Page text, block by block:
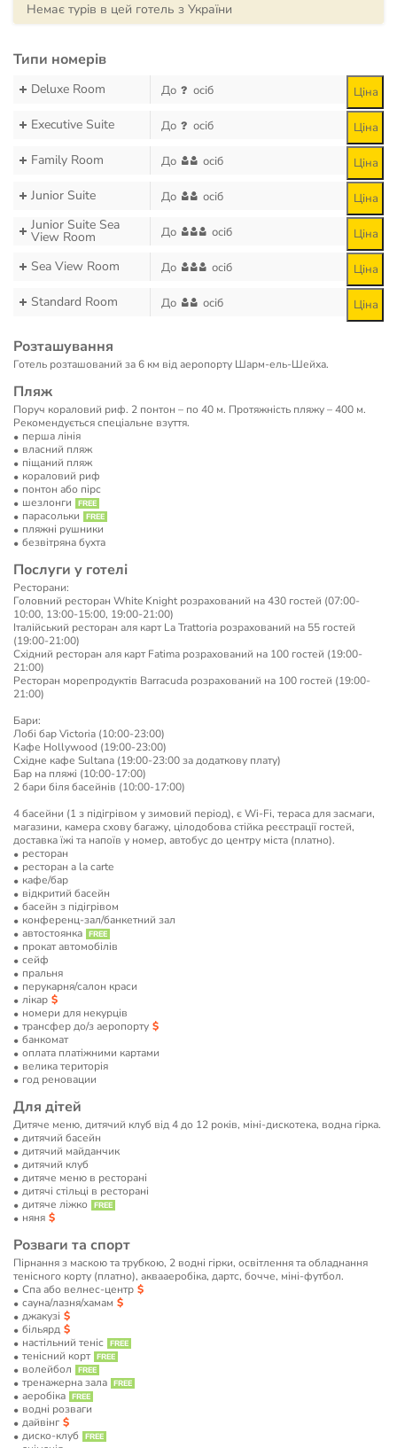
Немає турів в цей готель з України
Типи номерів
Deluxe Room До осіб Ціна
Executive Suite До осіб Ціна
Family Room До осіб Ціна
Junior Suite До осіб Ціна
Junior Suite Sea
View Room До осіб Ціна
Sea View Room До осіб Ціна
Standard Room До осіб Ціна
Розташування
Готель розташований за 6 км від аеропорту Шарм-ель-Шейха.
Пляж
Поруч кораловий риф. 2 понтон – по 40 м. Протяжність пляжу – 400 м.
Рекомендується спеціальне взуття.
перша лінія
власний пляж
піщаний пляж
кораловий риф
понтон або пірс
шезлонги
парасольки
пляжні рушники
безвітряна бухта
Послуги у готелі
Ресторани:
Головний ресторан White Knight розрахований на 430 гостей (07:00-
10:00, 13:00-15:00, 19:00-21:00)
Італійський ресторан аля карт La Trattoria розрахований на 55 гостей
(19:00-21:00)
Східний ресторан аля карт Fatima розрахований на 100 гостей (19:00-
21:00)
Ресторан морепродуктів Barracuda розрахований на 100 гостей (19:00-
21:00)
Бари:
Лобі бар Victoria (10:00-23:00)
Кафе Hollywood (19:00-23:00)
Східне кафе Sultana (19:00-23:00 за додаткову плату)
Бар на пляжі (10:00-17:00)
2 бари біля басейнів (10:00-17:00)
4 басейни (1 з підігрівом у зимовий період), є Wi-Fi, тераса для засмаги,
магазини, камера схову багажу, цілодобова стійка реєстрації гостей,
доставка їжі та напоїв у номер, автобус до центру міста (платно).
ресторан
ресторан a la carte
кафе/бар
відкритий басейн
басейн з підігрівом
конференц-зал/банкетний зал
автостоянка
прокат автомобілів
сейф
пральня
перукарня/салон краси
лікар
номери для некурців
трансфер до/з аеропорту
банкомат
оплата платіжними картами
велика територія
год реновации
Для дітей
Дитяче меню, дитячий клуб від 4 до 12 років, міні-дискотека, водна гірка.
дитячий басейн
дитячий майданчик
дитячий клуб
дитяче меню в ресторані
дитячі стільці в ресторані
дитяче ліжко
няня
Розваги та спорт
Пірнання з маскою та трубкою, 2 водні гірки, освітлення та обладнання
тенісного корту (платно), аквааеробіка, дартс, бочче, міні-футбол.
Спа або велнес-центр
сауна/лазня/хамам
джакузі
більярд
настільний теніс
тенісний корт
волейбол
тренажерна зала
аеробіка
водні розваги
дайвінг
диско-клуб